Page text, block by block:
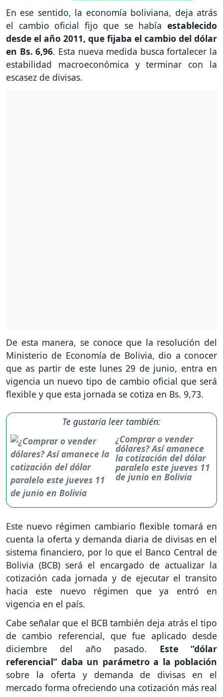
En ese sentido, la economía boliviana, deja atrás
el cambio oficial fijo que se había establecido
desde el año 2011, que fijaba el cambio del dólar
en Bs. 6,96. Esta nueva medida busca fortalecer la
estabilidad macroeconómica y terminar con la
escasez de divisas.
De esta manera, se conoce que la resolución del
Ministerio de Economía de Bolivia, dio a conocer
que as partir de este lunes 29 de junio, entra en
vigencia un nuevo tipo de cambio oficial que será
flexible y que esta jornada se cotiza en Bs. 9,73.
Te gustaría leer también:
¿Comprar o vender
dólares? Así amanece
la cotización del dólar
paralelo este jueves 11
de junio en Bolivia
Este nuevo régimen cambiario flexible tomará en
cuenta la oferta y demanda diaria de divisas en el
sistema financiero, por lo que el Banco Central de
Bolivia (BCB) será el encargado de actualizar la
cotización cada jornada y de ejecutar el transito
hacia este nuevo régimen que ya entró en
vigencia en el país.
Cabe señalar que el BCB también deja atrás el tipo
de cambio referencial, que fue aplicado desde
diciembre del año pasado. Este “dólar
referencial” daba un parámetro a la población
sobre la oferta y demanda de divisas en el
mercado forma ofreciendo una cotización más real